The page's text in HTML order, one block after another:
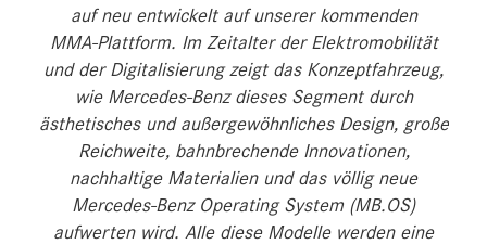
auf neu entwickelt auf unserer kommenden
MMA‑Plattform. Im Zeitalter der Elektromobilität
und der Digitalisierung zeigt das Konzeptfahrzeug,
wie Mercedes‑Benz dieses Segment durch
ästhetisches und außergewöhnliches Design, große
Reichweite, bahnbrechende Innovationen,
nachhaltige Materialien und das völlig neue
Mercedes‑Benz Operating System (MB.OS)
aufwerten wird. Alle diese Modelle werden eine